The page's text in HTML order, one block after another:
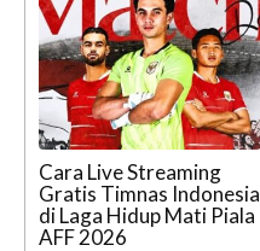
Cara Live Streaming
Gratis Timnas Indonesia
di Laga Hidup Mati Piala
AFF 2026